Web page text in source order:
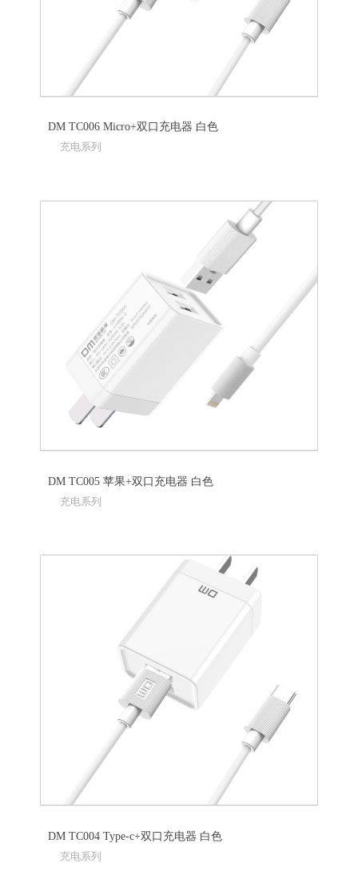
DM TC006 Micro+双口充电器 白色
充电系列
DM TC005 苹果+双口充电器 白色
充电系列
DM TC004 Type-c+双口充电器 白色
充电系列